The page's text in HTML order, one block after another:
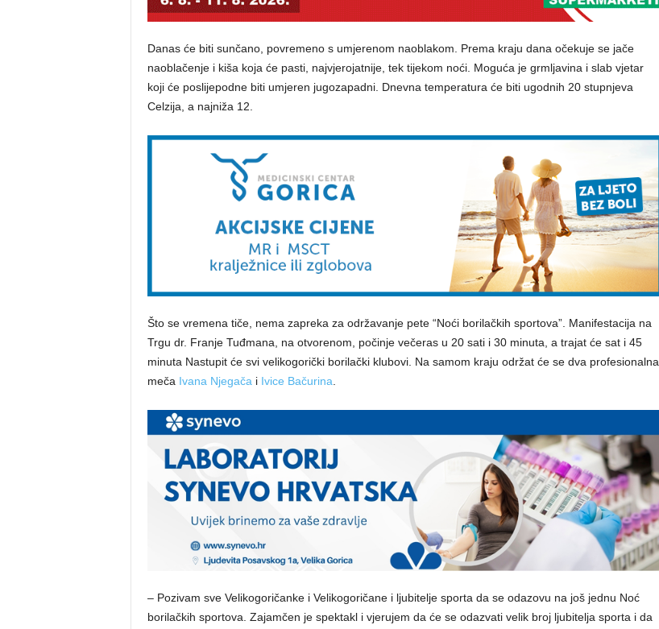
Danas će biti sunčano, povremeno s umjerenom naoblakom. Prema kraju dana očekuje se jače
naoblačenje i kiša koja će pasti, najvjerojatnije, tek tijekom noći. Moguća je grmljavina i slab vjetar
koji će poslijepodne biti umjeren jugozapadni. Dnevna temperatura će biti ugodnih 20 stupnjeva
Celzija, a najniža 12.
Što se vremena tiče, nema zapreka za održavanje pete “Noći borilačkih sportova”. Manifestacija na
Trgu dr. Franje Tuđmana, na otvorenom, počinje večeras u 20 sati i 30 minuta, a trajat će sat i 45
minuta Nastupit će svi velikogorički borilački klubovi. Na samom kraju održat će se dva profesionalna
meča Ivana Njegača i Ivice Bačurina
– Pozivam sve Velikogoričanke i Velikogoričane i ljubitelje sporta da se odazovu na još jednu Noć
borilačkih sportova. Zajamčen je spektakl i vjerujem da će se odazvati velik broj ljubitelja sporta i da